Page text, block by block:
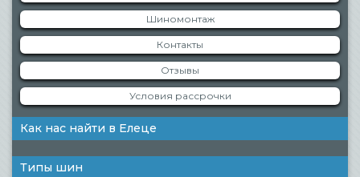
Шиномонтаж
Контакты
Отзывы
Условия рассрочки
Как нас найти в Елеце
Типы шин